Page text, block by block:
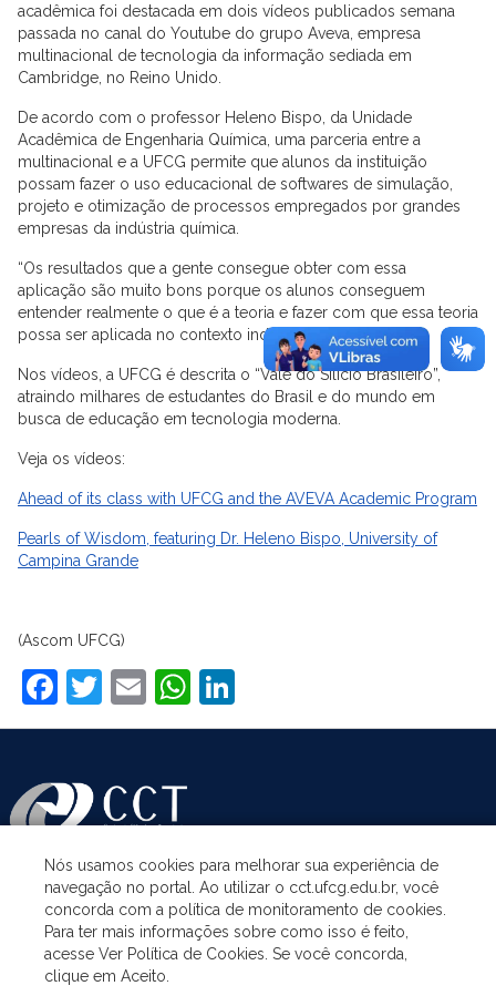
acadêmica foi destacada em dois vídeos publicados semana
passada no canal do Youtube do grupo Aveva, empresa
multinacional de tecnologia da informação sediada em
Cambridge, no Reino Unido.
De acordo com o professor Heleno Bispo, da Unidade
Acadêmica de Engenharia Química, uma parceria entre a
multinacional e a UFCG permite que alunos da instituição
possam fazer o uso educacional de softwares de simulação,
projeto e otimização de processos empregados por grandes
empresas da indústria química.
“Os resultados que a gente consegue obter com essa
aplicação são muito bons porque os alunos conseguem
entender realmente o que é a teoria e fazer com que essa teoria
possa ser aplicada no contexto industrial”, observa.
Nos vídeos, a UFCG é descrita o “Vale do Silício Brasileiro”,
atraindo milhares de estudantes do Brasil e do mundo em
busca de educação em tecnologia moderna.
Veja os vídeos:
Ahead of its class with UFCG and the AVEVA Academic Program
Pearls of Wisdom, featuring Dr. Heleno Bispo, University of
Campina Grande
(Ascom UFCG)
Facebook
Twitter
EmailWhatsApp
ASSUNTOS
ACESSO À INFORMAÇÃO
Nós usamos cookies para melhorar sua experiência de
navegação no portal. Ao utilizar o cct.ufcg.edu.br, você
concorda com a política de monitoramento de cookies.
Para ter mais informações sobre como isso é feito,
acesse Ver Política de Cookies. Se você concorda,
clique em Aceito.